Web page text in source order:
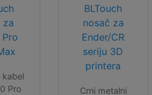
za
Pro
kabel
Pro
BLTouch
nosač za
Ender/CR
seriju 3D
printera
Crni metalni